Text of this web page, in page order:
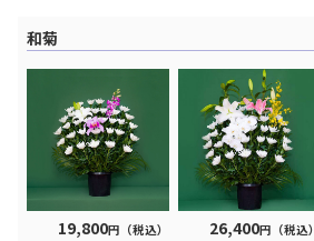
和菊
19,800円（税込） 26,400円（税込）